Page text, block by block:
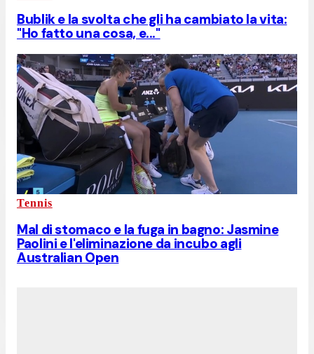
Bublik e la svolta che gli ha cambiato la vita:
"Ho fatto una cosa, e..."
Tennis
Mal di stomaco e la fuga in bagno: Jasmine
Paolini e l'eliminazione da incubo agli
Australian Open